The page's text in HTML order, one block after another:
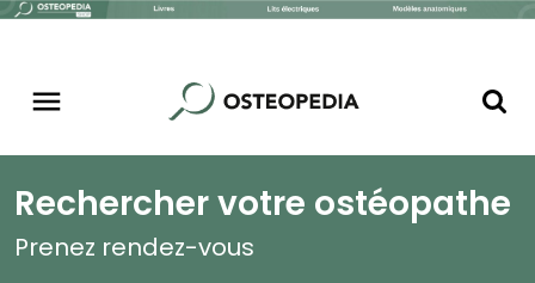
Rechercher votre ostéopathe
Prenez rendez-vous